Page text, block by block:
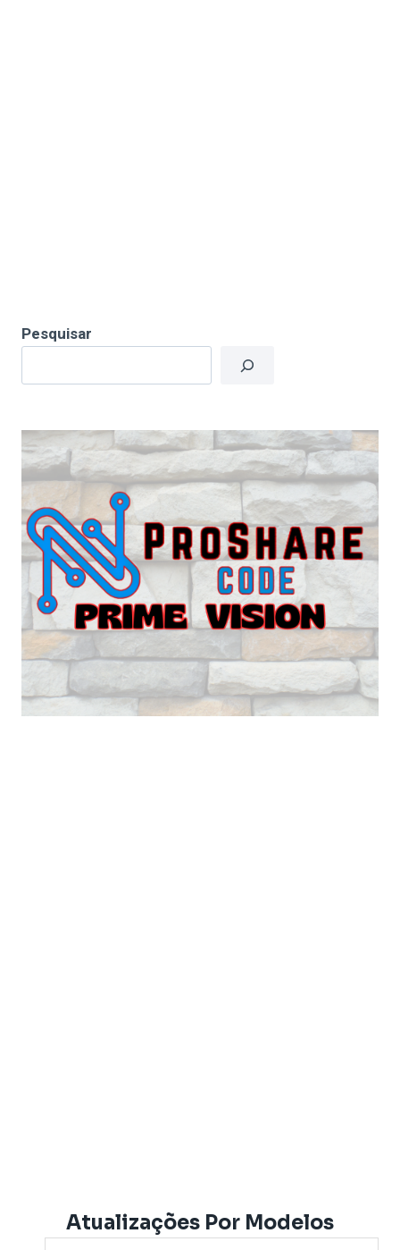
Pesquisar
Atualizações Por Modelos